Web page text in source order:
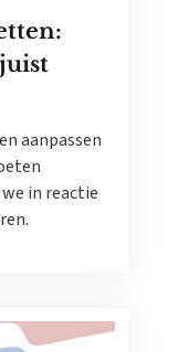
aanpassen
in reactie